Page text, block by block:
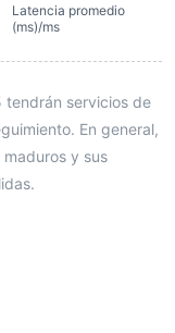
Latencia promedio
(ms)/ms
tendrán servicios de
En general,
y sus